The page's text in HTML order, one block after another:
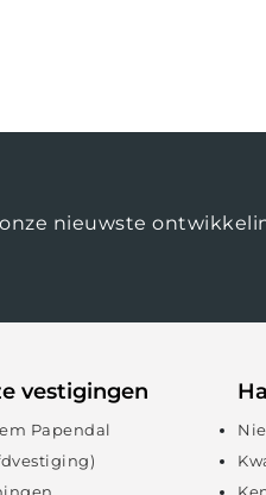
nieuwste
vestigingen
Papendal